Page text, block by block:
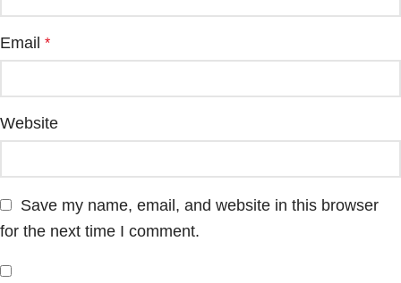
Email *
Website
Save my name, email, and website in this browser
for the next time I comment.